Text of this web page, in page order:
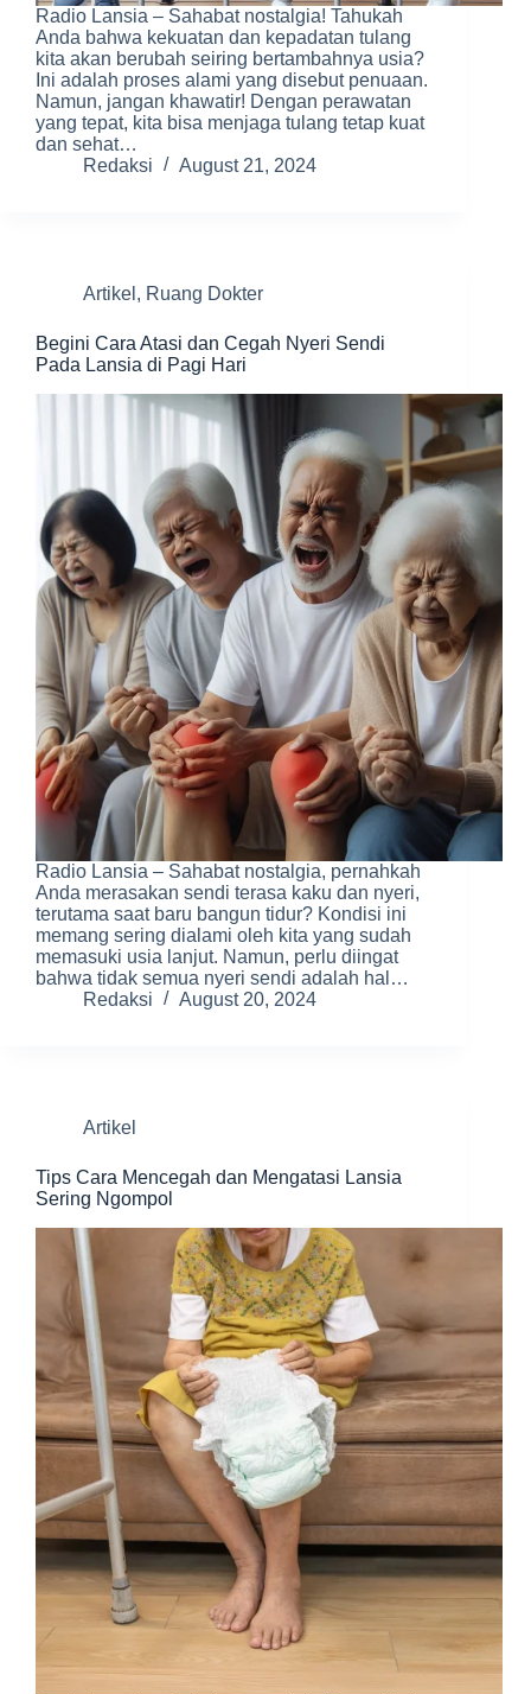
Radio Lansia – Sahabat nostalgia! Tahukah
Anda bahwa kekuatan dan kepadatan tulang
kita akan berubah seiring bertambahnya usia?
Ini adalah proses alami yang disebut penuaan.
Namun, jangan khawatir! Dengan perawatan
yang tepat, kita bisa menjaga tulang tetap kuat
dan sehat…
Redaksi
August 21, 2024
Artikel , Ruang Dokter
Begini Cara Atasi dan Cegah Nyeri Sendi
Pada Lansia di Pagi Hari
Radio Lansia – Sahabat nostalgia, pernahkah
Anda merasakan sendi terasa kaku dan nyeri,
terutama saat baru bangun tidur? Kondisi ini
memang sering dialami oleh kita yang sudah
memasuki usia lanjut. Namun, perlu diingat
bahwa tidak semua nyeri sendi adalah hal…
Redaksi
August 20, 2024
Artikel
Tips Cara Mencegah dan Mengatasi Lansia
Sering Ngompol